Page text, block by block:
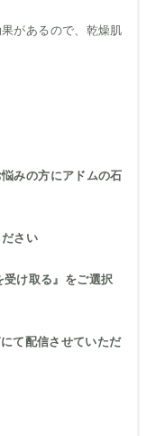
あるので、乾燥肌
みの方にアドムの石
さい
け取る』をご選択
て配信させていただ